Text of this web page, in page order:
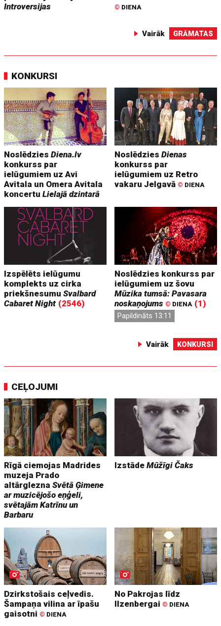
Introversijas
© DIENA
Vairāk GRĀMATAS
KONKURSI
NoslēdziesDiena.lv
konkurss par
ielūgumiem uz Avi
Avitala un Omera Avitala
koncertuLielajā dzintarā
NoslēdziesDienas
konkurss par
ielūgumiem uz Retro
vakaru Jelgavā © DIENA
Izspēlēts ielūgumu
komplekts uz cirka
priekšnesumuSvalbard
Cabaret Night (2546)
Noslēdzies konkurss par
ielūgumiem uz šovu
Mūzika tumsā: Pavasara
noskaņojums © DIENA (1)
Papildināts 13:11
Vairāk KONKURSI
CEĻOJUMI
Rīgā ciemojas Madrides
muzeja Prado
altārgleznaSvētā Ģimene
ar muzicējošo eņģeli,
svētajām Katrīnu un
Barbaru
IzstādeMūžīgi Čaks
Dzirkstošais ceļvedis.
Šampaņa vilina ar īpašu
gaisotni © DIENA
No Pakrojas līdz
Ilzenbergai © DIENA